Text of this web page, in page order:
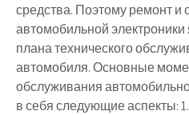
средства. Поэтому ремонт и
автомобильной
плана технического
автомобиля. Основные
обслуживания
в себя следующие аспекты: